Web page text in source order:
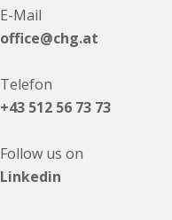
E-Mail
office@chg.at
Telefon
+43 512 56 73 73
Follow us on
Linkedin